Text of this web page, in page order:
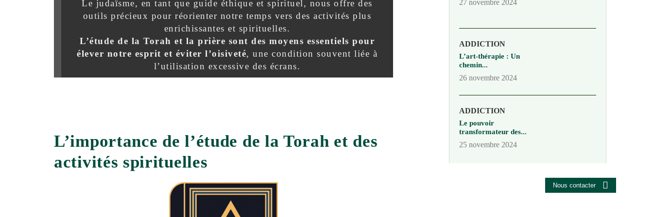
Le judaïsme, en tant que guide éthique et spirituel, nous offre des
outils précieux pour réorienter notre temps vers des activités plus
enrichissantes et spirituelles.
L’étude de la Torah et la prière sont des moyens essentiels pour
élever notre esprit et éviter l’oisiveté, une condition souvent liée à
l’utilisation excessive des écrans.
L’importance de l’étude de la Torah et des
activités spirituelles
27 novembre 2024
ADDICTION
L’art-thérapie : Un
chemin...
26 novembre 2024
ADDICTION
Le pouvoir
transformateur des...
25 novembre 2024
Nous contacter